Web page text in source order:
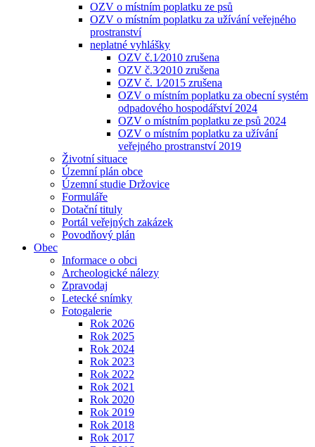
OZV o místním poplatku ze psů
OZV o místním poplatku za užívání veřejného
prostranství
neplatné vyhlášky
OZV č.1⁄2010 zrušena
OZV č.3⁄2010 zrušena
OZV č. 1⁄2015 zrušena
OZV o místním poplatku za obecní systém
odpadového hospodářství 2024
OZV o místním poplatku ze psů 2024
OZV o místním poplatku za užívání
veřejného prostranství 2019
Životní situace
Územní plán obce
Územní studie Držovice
Formuláře
Dotační tituly
Portál veřejných zakázek
Povodňový plán
Obec
Informace o obci
Archeologické nálezy
Zpravodaj
Letecké snímky
Fotogalerie
Rok 2026
Rok 2025
Rok 2024
Rok 2023
Rok 2022
Rok 2021
Rok 2020
Rok 2019
Rok 2018
Rok 2017